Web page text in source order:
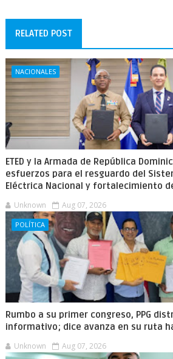
RELATED POST
NACIONALES
ETED y la Armada de República
esfuerzos para el resguardo del
Eléctrica Nacional y fortalecimiento
Unknown Aug 07, 2026
POLÍTICA
Rumbo a su primer congreso, PPG
informativo; dice avanza en su ruta
Unknown Aug 07, 2026